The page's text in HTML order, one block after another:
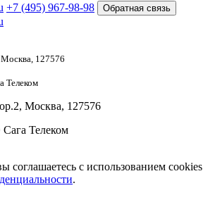
+7 (495) 967-98-98 Обратная связь
Москва, 127576
Телеком
Москва, 127576
Телеком
соглашаетесь с использованием cookies
.